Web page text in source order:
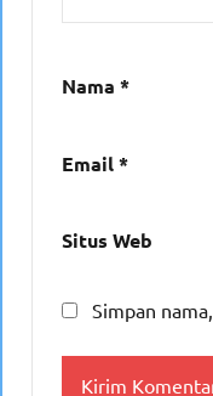
Nama *
Email*
Situs Web
Simpan